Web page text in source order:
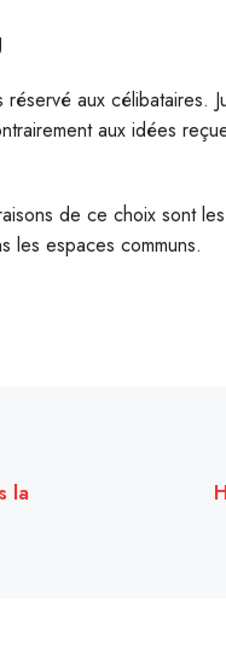
aux célibataires.
aux idées
de ce choix sont
les espaces communs.
la